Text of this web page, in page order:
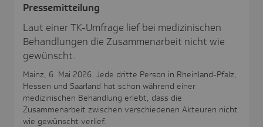
Pres­se­mit­tei­lung
Laut einer TK-Umfrage lief bei medizinischen
Behandlungen die Zusammenarbeit nicht wie
gewünscht.
Mainz, 6. Mai 2026. Jede dritte Person in Rheinland-Pfalz,
Hessen und Saarland hat schon während einer
medizinischen Behandlung erlebt, dass die
Zusammenarbeit zwischen verschiedenen Akteuren nicht
wie gewünscht verlief.